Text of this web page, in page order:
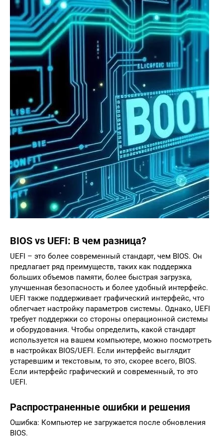
BIOS vs UEFI: В чем разница?
UEFI – это более современный стандарт, чем BIOS. Он
предлагает ряд преимуществ, таких как поддержка
больших объемов памяти, более быстрая загрузка,
улучшенная безопасность и более удобный интерфейс.
UEFI также поддерживает графический интерфейс, что
облегчает настройку параметров системы. Однако, UEFI
требует поддержки со стороны операционной системы
и оборудования. Чтобы определить, какой стандарт
используется на вашем компьютере, можно посмотреть
в настройках BIOS/UEFI. Если интерфейс выглядит
устаревшим и текстовым, то это, скорее всего, BIOS.
Если интерфейс графический и современный, то это
UEFI.
Распространенные ошибки и решения
Ошибка: Компьютер не загружается после обновления
BIOS.